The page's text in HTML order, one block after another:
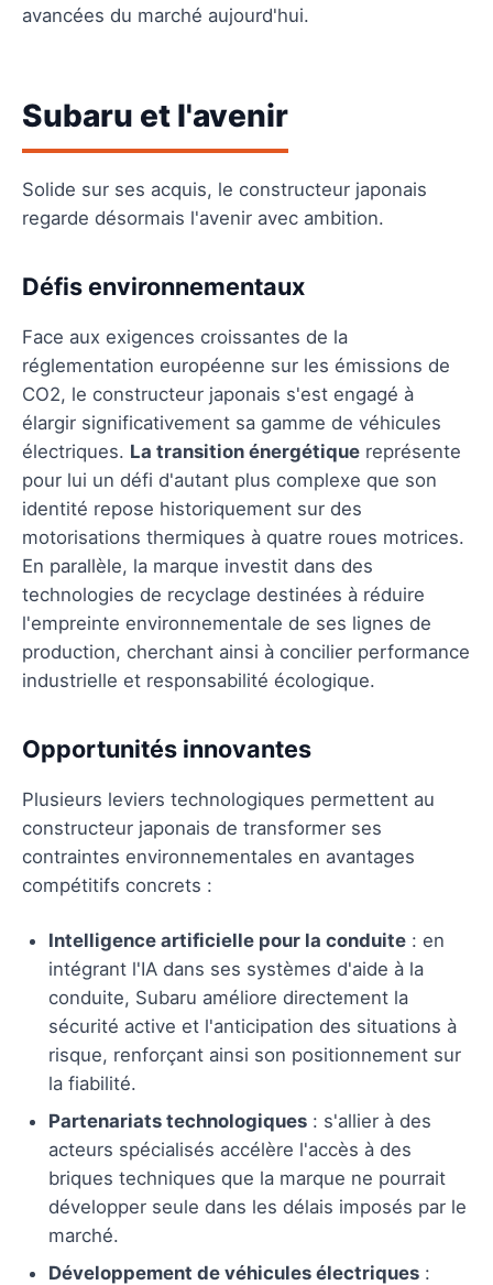
avancées du marché aujourd'hui.
Subaru et l'avenir
Solide sur ses acquis, le constructeur japonais
regarde désormais l'avenir avec ambition.
Défis environnementaux
Face aux exigences croissantes de la
réglementation européenne sur les émissions de
CO2, le constructeur japonais s'est engagé à
élargir significativement sa gamme de véhicules
électriques. La transition énergétique représente
pour lui un défi d'autant plus complexe que son
identité repose historiquement sur des
motorisations thermiques à quatre roues motrices.
En parallèle, la marque investit dans des
technologies de recyclage destinées à réduire
l'empreinte environnementale de ses lignes de
production, cherchant ainsi à concilier performance
industrielle et responsabilité écologique.
Opportunités innovantes
Plusieurs leviers technologiques permettent au
constructeur japonais de transformer ses
contraintes environnementales en avantages
compétitifs concrets :
Intelligence artificielle pour la conduite : en
intégrant l'IA dans ses systèmes d'aide à la
conduite, Subaru améliore directement la
sécurité active et l'anticipation des situations à
risque, renforçant ainsi son positionnement sur
la fiabilité.
Partenariats technologiques : s'allier à des
acteurs spécialisés accélère l'accès à des
briques techniques que la marque ne pourrait
développer seule dans les délais imposés par le
marché.
Développement de véhicules électriques :